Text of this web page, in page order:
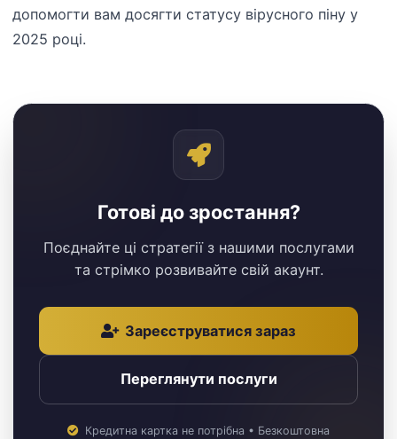
допомогти вам досягти статусу вірусного піну у
2025 році.
Готові до зростання?
Поєднайте ці стратегії з нашими послугами
та стрімко розвивайте свій акаунт.
Зареєструватися зараз
Переглянути послуги
Кредитна картка не потрібна • Безкоштовна